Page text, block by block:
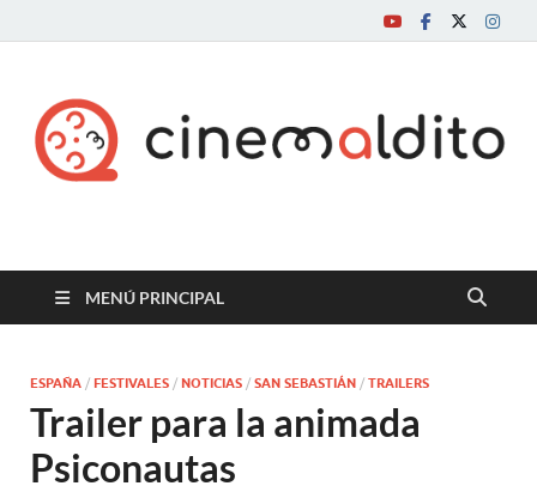
Cine maldito
MENÚ PRINCIPAL
ESPAÑA / FESTIVALES / NOTICIAS / SAN SEBASTIÁN / TRAILERS
Trailer para la animada
Psiconautas